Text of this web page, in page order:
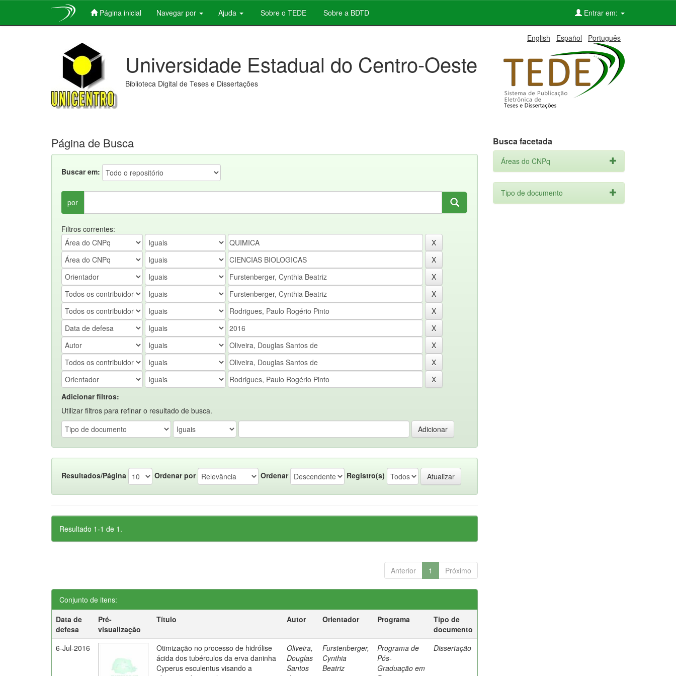
Página inicial Navegar por Ajuda Sobre o TEDE Sobre a BDTD Entrar em:
English Español Português
Universidade Estadual do Centro-Oeste
Biblioteca Digital de Teses e Dissertações
Página de Busca
Buscar em:
por
Filtros correntes:
Adicionar filtros:
Utilizar filtros para refinar o resultado de busca.
Resultados/Página Ordenar por Ordenar Registro(s)
Resultado 1-1 de 1.
Anterior 1 Próximo
Conjunto de itens:
Data de
defesa
Pré-
visualização
Título Autor Orientador Programa
Tipo de
documento
6-Jul-2016
Otimização no processo de hidrólise
ácida dos tubérculos da erva daninha
Cyperus esculentus visando a
Oliveira,
Douglas
Santos
Furstenberger,
Cynthia
Beatriz
Programa de
Pós-
Graduação em
Dissertação
Busca facetada
Áreas do CNPq
Tipo de documento